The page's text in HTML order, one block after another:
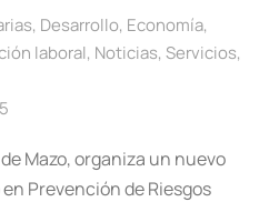
, Desarrollo, Economía,
laboral, Noticias, Servicios,
Mazo, organiza un nuevo
Prevención de Riesgos